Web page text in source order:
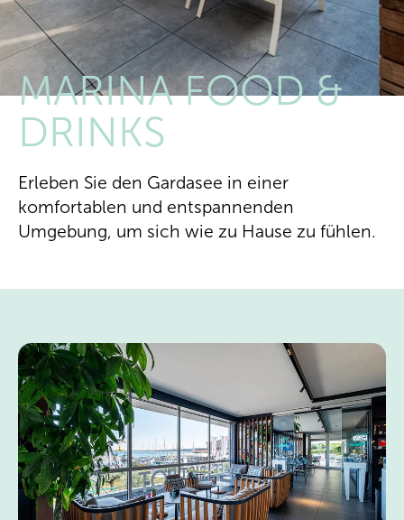
MARINA FOOD &
DRINKS
Erleben Sie den Gardasee in einer
komfortablen und entspannenden
Umgebung, um sich wie zu Hause zu fühlen.